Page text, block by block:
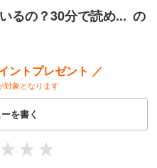
期待を手放し、まずは自分が出
心も整い、小さな幸せを感じら
けることで、片付けは義務では
す。
かに伝わっていきます。
るの？30分で読め... の
ントプレゼント ／
対象となります
を書く